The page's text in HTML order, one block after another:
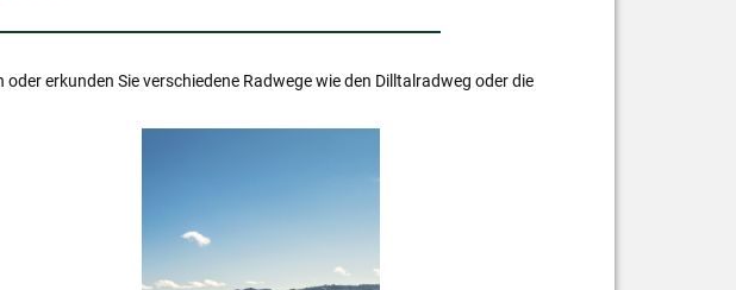
erkunden Sie verschiedene Radwege wie den Dilltalradweg oder die